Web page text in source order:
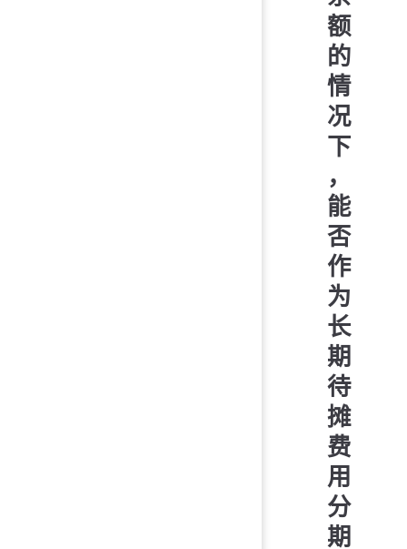
额
的
情
况
下
，
能
否
作
为
长
期
待
摊
费
用
分
期